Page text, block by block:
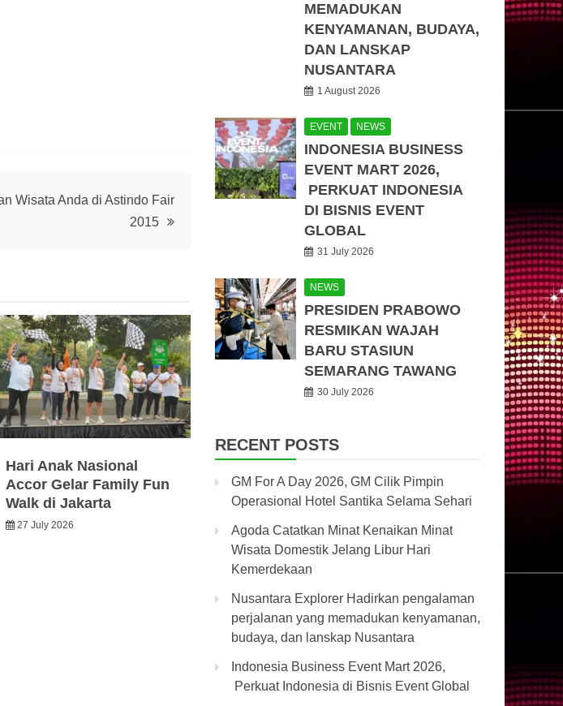
Wisata Anda di Astindo Fair
2015
Hari Anak Nasional
Accor Gelar Family Fun
Walk di Jakarta
27 July 2026
MEMADUKAN
KENYAMANAN, BUDAYA,
DAN LANSKAP
NUSANTARA
1 August 2026
EVENT NEWS
INDONESIA BUSINESS
EVENT MART 2026,
PERKUAT INDONESIA
DI BISNIS EVENT
GLOBAL
31 July 2026
NEWS
PRESIDEN PRABOWO
RESMIKAN WAJAH
BARU STASIUN
SEMARANG TAWANG
30 July 2026
RECENT POSTS
GM For A Day 2026, GM Cilik Pimpin
Operasional Hotel Santika Selama Sehari
Agoda Catatkan Minat Kenaikan Minat
Wisata Domestik Jelang Libur Hari
Kemerdekaan
Nusantara Explorer Hadirkan pengalaman
perjalanan yang memadukan kenyamanan,
budaya, dan lanskap Nusantara
Indonesia Business Event Mart 2026,
Perkuat Indonesia di Bisnis Event Global